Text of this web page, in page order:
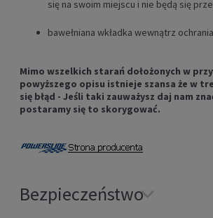
się na swoim miejscu i nie będą się
bawełniana wkładka wewnątrz
Mimo wszelkich starań dołożonych w
powyższego opisu istnieje szansa że w
się błąd - Jeśli taki zauważysz daj nam
postaramy się to skorygować.
Bezpieczeństwo